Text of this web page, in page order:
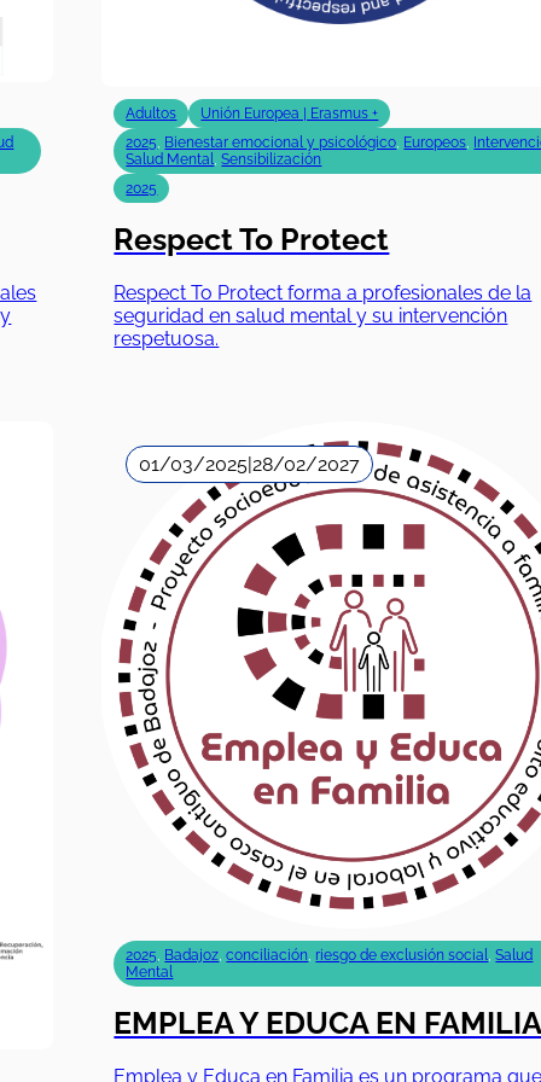
Adultos
Unión Europea | Erasmus +
2025, Bienestar emocional y psicológico, Europeos,
Salud Mental,Sensibilización
2025
Respect To Protect
Respect To Protect forma a profesionales de la
seguridad en salud mental y su intervención
respetuosa.
01/03/2025|28/02/2027
2025, Badajoz,conciliación, riesgo de exclusión social,Salud
Mental
EMPLEA Y EDUCA EN
Emplea y Educa en Familia es un programa